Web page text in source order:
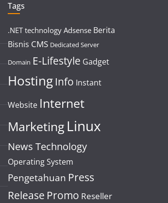
Tags
.NET technology Adsense Berita
Bisnis CMS Dedicated Server
Domain E-Lifestyle Gadget
Hosting Info Instant
Website Internet
Marketing Linux
News Technology
Operating System
Pengetahuan Press
Release Promo Reseller